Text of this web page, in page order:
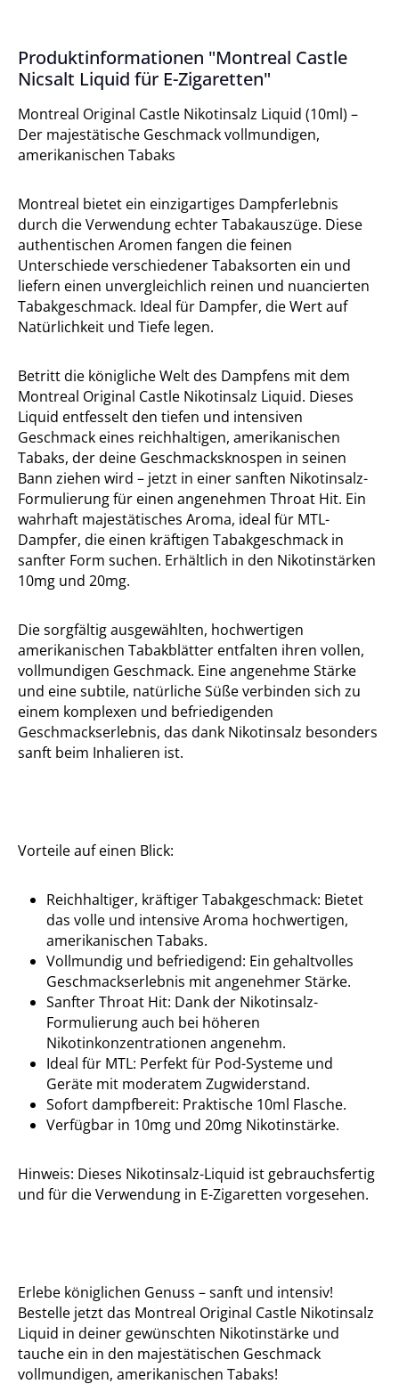
Produktinformationen "Montreal Castle
Nicsalt Liquid für E-Zigaretten"
Montreal Original Castle Nikotinsalz Liquid (10ml) –
Der majestätische Geschmack vollmundigen,
amerikanischen Tabaks
Montreal bietet ein einzigartiges Dampferlebnis
durch die Verwendung echter Tabakauszüge. Diese
authentischen Aromen fangen die feinen
Unterschiede verschiedener Tabaksorten ein und
liefern einen unvergleichlich reinen und nuancierten
Tabakgeschmack. Ideal für Dampfer, die Wert auf
Natürlichkeit und Tiefe legen.
Betritt die königliche Welt des Dampfens mit dem
Montreal Original Castle Nikotinsalz Liquid. Dieses
Liquid entfesselt den tiefen und intensiven
Geschmack eines reichhaltigen, amerikanischen
Tabaks, der deine Geschmacksknospen in seinen
Bann ziehen wird – jetzt in einer sanften Nikotinsalz-
Formulierung für einen angenehmen Throat Hit. Ein
wahrhaft majestätisches Aroma, ideal für MTL-
Dampfer, die einen kräftigen Tabakgeschmack in
sanfter Form suchen. Erhältlich in den Nikotinstärken
10mg und 20mg.
Die sorgfältig ausgewählten, hochwertigen
amerikanischen Tabakblätter entfalten ihren vollen,
vollmundigen Geschmack. Eine angenehme Stärke
und eine subtile, natürliche Süße verbinden sich zu
einem komplexen und befriedigenden
Geschmackserlebnis, das dank Nikotinsalz besonders
sanft beim Inhalieren ist.
Vorteile auf einen Blick:
Reichhaltiger, kräftiger Tabakgeschmack: Bietet
das volle und intensive Aroma hochwertigen,
amerikanischen Tabaks.
Vollmundig und befriedigend: Ein gehaltvolles
Geschmackserlebnis mit angenehmer Stärke.
Sanfter Throat Hit: Dank der Nikotinsalz-
Formulierung auch bei höheren
Nikotinkonzentrationen angenehm.
Ideal für MTL: Perfekt für Pod-Systeme und
Geräte mit moderatem Zugwiderstand.
Sofort dampfbereit: Praktische 10ml Flasche.
Verfügbar in 10mg und 20mg Nikotinstärke.
Hinweis: Dieses Nikotinsalz-Liquid ist gebrauchsfertig
und für die Verwendung in E-Zigaretten vorgesehen.
Erlebe königlichen Genuss – sanft und intensiv!
Bestelle jetzt das Montreal Original Castle Nikotinsalz
Liquid in deiner gewünschten Nikotinstärke und
tauche ein in den majestätischen Geschmack
vollmundigen, amerikanischen Tabaks!